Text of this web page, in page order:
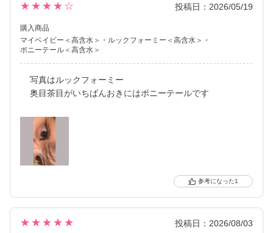
★★★★☆ 投稿日：2026/05/19
購入商品
マイベイビー＜高含水＞
ルックフォーミー＜高含水＞
ポニーテール＜高含水＞
写真はルックフォーミー
奥目茶目がいちばんおきにはポニーテールです
1
★★★★★ 投稿日：2026/08/03